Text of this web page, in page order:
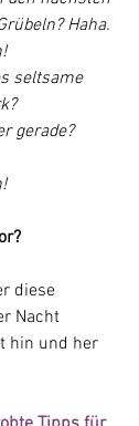
Haha.
seltsame
gerade?
diese
Nacht
hin und her